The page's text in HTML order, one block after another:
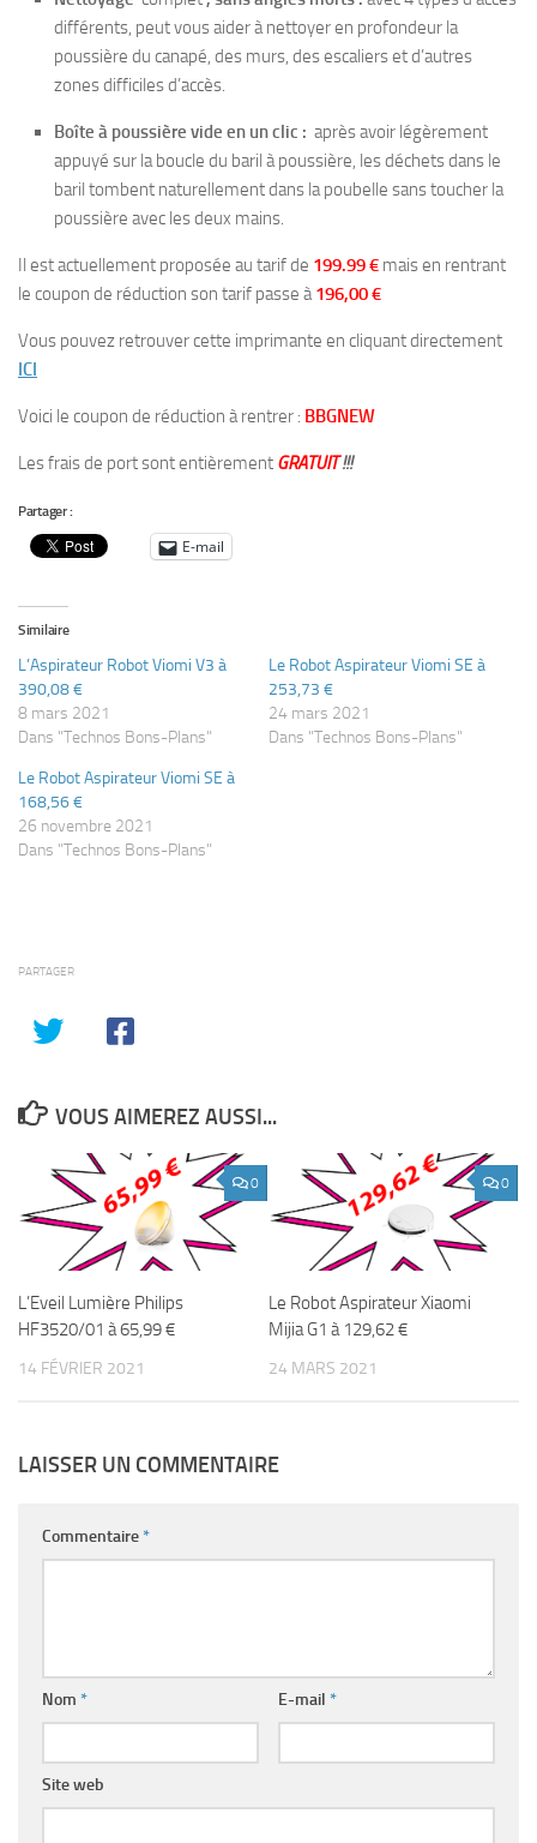
différents, peut vous aider à nettoyer en profondeur la
poussière du canapé, des murs, des escaliers et d’autres
zones difficiles d’accès.
Boîte à poussière vide en un clic : après avoir légèrement
appuyé sur la boucle du baril à poussière, les déchets dans le
baril tombent naturellement dans la poubelle sans toucher la
poussière avec les deux mains.
Il est actuellement proposée au tarif de 199.99 € mais en rentrant
le coupon de réduction son tarif passe à196,00 €
Vous pouvez retrouver cette imprimante en cliquant directement
ICI
Voici le coupon de réduction à rentrer : BBGNEW
Les frais de port sont entièrement GRATUIT!!!
Partager :
E-mail
Similaire
L’Aspirateur Robot Viomi V3 à
390,08 €
8 mars 2021
Dans "Technos Bons-Plans"
Le Robot Aspirateur Viomi SE à
253,73 €
24 mars 2021
Dans "Technos Bons-Plans"
Le Robot Aspirateur Viomi SE à
168,56 €
26 novembre 2021
Dans "Technos Bons-Plans"
PARTAGER
VOUS AIMEREZ AUSSI...
0
L’Eveil Lumière Philips
HF3520/01 à 65,99 €
14 FÉVRIER 2021
0
Le Robot Aspirateur Xiaomi
Mijia G1 à 129,62 €
24 MARS 2021
LAISSER UN COMMENTAIRE
Commentaire*
Nom * E-mail *
Site web